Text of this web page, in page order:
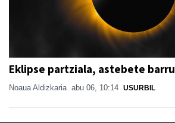
Eklipse partziala, astebete barru
Noaua Aldizkaria abu 06, 10:14 USURBIL